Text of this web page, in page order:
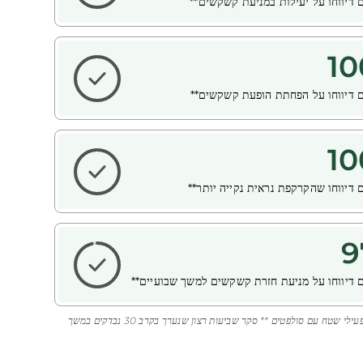
קשקשים ומונעות את חזרתם.
דיווחו על הפחתת הופעת קשקשים**
דיווחו שהקרקפת נראית נקייה יותר**
דיווחו על מניעת חזרת קשקשים למשך שבועיים**
* ללא חומרים פעילי שטח עם סולפטים ** סקר שביעות רצון שנערך בקרב 30 נבדקים במשך